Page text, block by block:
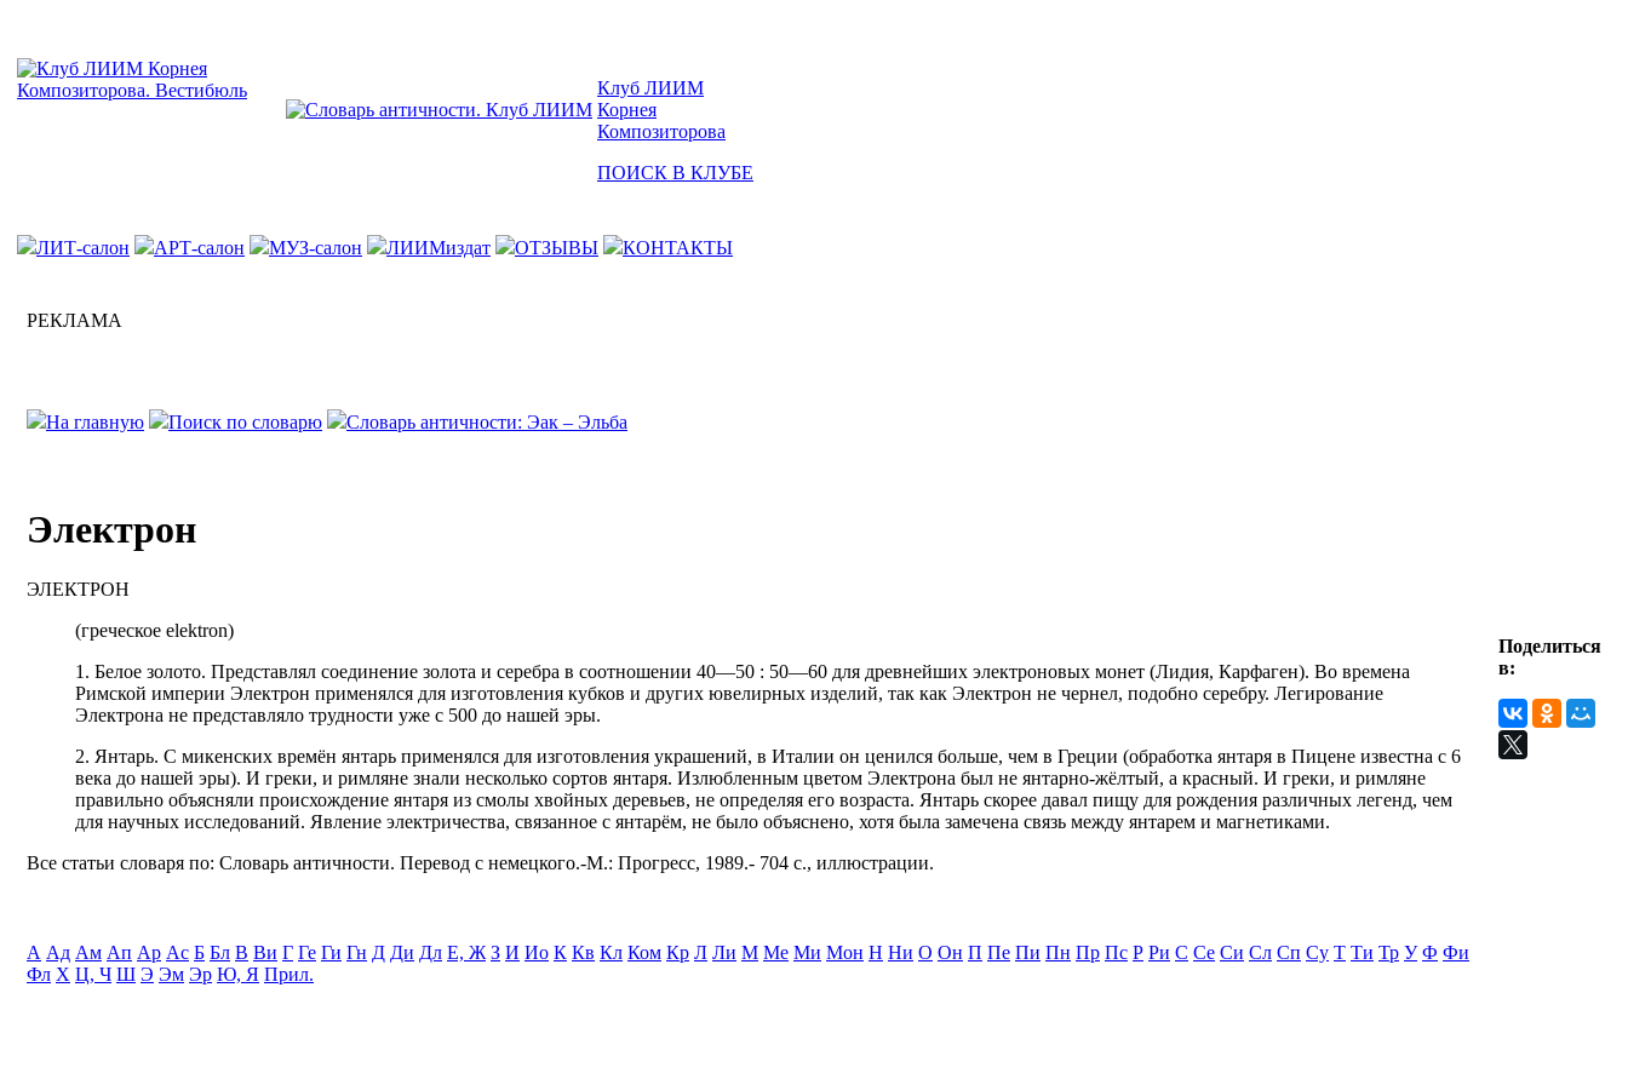
Клуб ЛИИМ
Корнея
Композиторова
ПОИСК В КЛУБЕ
ЛИТ-салон АРТ-салон МУЗ-салон ЛИИМиздат ОТЗЫВЫ КОНТАКТЫ
РЕКЛАМА
На главную Поиск по словарю Словарь античности: Эак – Эльба
Электрон
ЭЛЕКТРОН
(греческое elektron)
1. Белое золото. Представлял соединение золота и серебра в соотношении 40—50 : 50—60 для древнейших электроновых монет (Лидия, Карфаген). Во времена
Римской империи Электрон применялся для изготовления кубков и других ювелирных изделий, так как Электрон не чернел, подобно серебру. Легирование
Электрона не представляло трудности уже с 500 до нашей эры.
2. Янтарь. С микенских времён янтарь применялся для изготовления украшений, в Италии он ценился больше, чем в Греции (обработка янтаря в Пицене известна с 6
века до нашей эры). И греки, и римляне знали несколько сортов янтаря. Излюбленным цветом Электрона был не янтарно-жёлтый, а красный. И греки, и римляне
правильно объясняли происхождение янтаря из смолы хвойных деревьев, не определяя его возраста. Янтарь скорее давал пищу для рождения различных легенд, чем
для научных исследований. Явление электричества, связанное с янтарём, не было объяснено, хотя была замечена связь между янтарем и магнетиками.
Все статьи словаря по: Словарь античности. Перевод с немецкого.-М.: Прогресс, 1989.- 704 с., иллюстрации.
А Ад Ам Ап Ар Ас Б Бл В Ви Г Ге Ги Гн Д Ди Дл Е, Ж З И Ио К Кв Кл Ком Кр Л Ли М Ме Ми Мон Н Ни О Он П Пе Пи Пн Пр Пс Р Ри С Се Си Сл Сп Су Т Ти Тр У Ф Фи
Фл Х Ц, Ч Ш Э Эм Эр Ю, Я Прил.
Поделиться
в: